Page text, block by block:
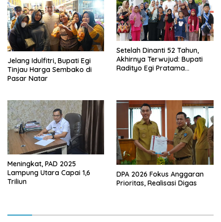
Jelang Idulfitri, Bupati Egi
Tinjau Harga Sembako di
Pasar Natar
Setelah Dinanti 52 Tahun,
Akhirnya Terwujud: Bupati
Radityo Egi Pratama
Meningkat, PAD 2025
Lampung Utara Capai 1,6
Triliun
DPA 2026 Fokus Anggaran
Prioritas, Realisasi Digas